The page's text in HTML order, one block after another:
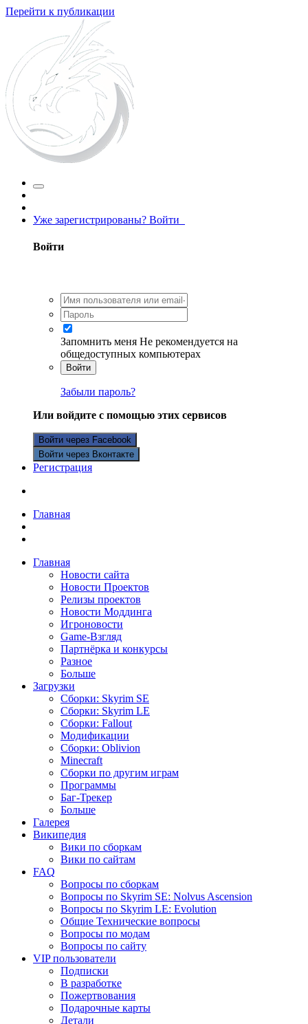
Перейти к публикации
Уже зарегистрированы? Войти
Войти
Запомнить меня Не рекомендуется на
общедоступных компьютерах
Войти
Забыли пароль?
Или войдите с помощью этих сервисов
Войти через Facebook
Войти через Вконтакте
Регистрация
Главная
Главная
Новости сайта
Новости Проектов
Релизы проектов
Новости Моддинга
Игроновости
Game-Взгляд
Партнёрка и конкурсы
Разное
Больше
Загрузки
Сборки: Skyrim SE
Сборки: Skyrim LE
Сборки: Fallout
Модификации
Сборки: Oblivion
Minecraft
Сборки по другим играм
Программы
Баг-Трекер
Больше
Галерея
Википедия
Вики по сборкам
Вики по сайтам
FAQ
Вопросы по сборкам
Вопросы по Skyrim SE: Nolvus Ascension
Вопросы по Skyrim LE: Evolution
Общие Технические вопросы
Вопросы по модам
Вопросы по сайту
VIP пользователи
Подписки
В разработке
Пожертвования
Подарочные карты
Детали